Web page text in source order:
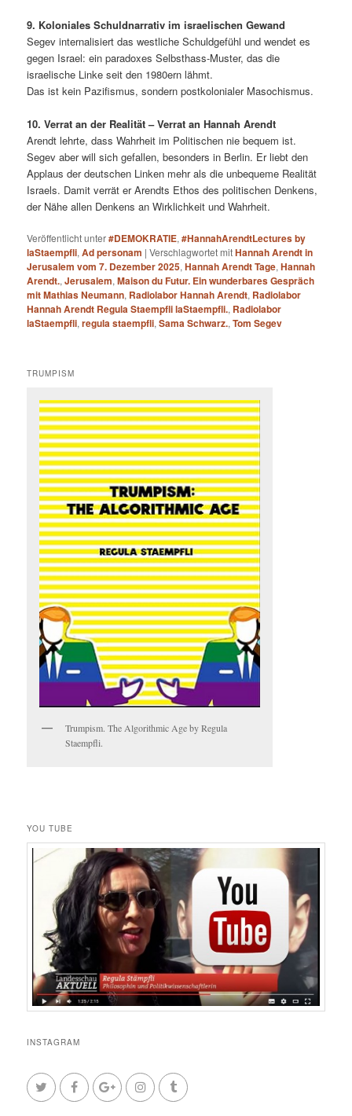
9. Koloniales Schuldnarrativ im israelischen Gewand
Segev internalisiert das westliche Schuldgefühl und wendet es
gegen Israel: ein paradoxes Selbsthass-Muster, das die
israelische Linke seit den 1980ern lähmt.
Das ist kein Pazifismus, sondern postkolonialer Masochismus.
10. Verrat an der Realität – Verrat an Hannah Arendt
Arendt lehrte, dass Wahrheit im Politischen nie bequem ist.
Segev aber will sich gefallen, besonders in Berlin. Er liebt den
Applaus der deutschen Linken mehr als die unbequeme Realität
Israels. Damit verrät er Arendts Ethos des politischen Denkens,
der Nähe allen Denkens an Wirklichkeit und Wahrheit.
Veröffentlicht unter#DEMOKRATIE,#HannahArendtLectures by
laStaempfli,Ad personam |Verschlagwortet mitHannah Arendt in
Jerusalem vom 7. Dezember 2025,Hannah Arendt Tage,Hannah
Arendt.,Jerusalem,Maison du Futur. Ein wunderbares Gespräch
mit Mathias Neumann, Radiolabor Hannah Arendt, Radiolabor
Hannah Arendt Regula Staempfli laStaempfli., Radiolabor
laStaempfli,regula staempfli,Sama Schwarz.,Tom Segev
TRUMPISM
Trumpism. The Algorithmic Age by Regula
Staempfli.
YOU TUBE
INSTAGRAM